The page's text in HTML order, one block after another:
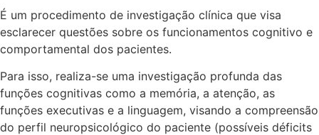
É um procedimento de investigação clínica que visa
esclarecer questões sobre os funcionamentos cognitivo e
comportamental dos pacientes.
Para isso, realiza-se uma investigação profunda das
funções cognitivas como a memória, a atenção, as
funções executivas e a linguagem, visando a compreensão
do perfil neuropsicológico do paciente (possíveis déficits